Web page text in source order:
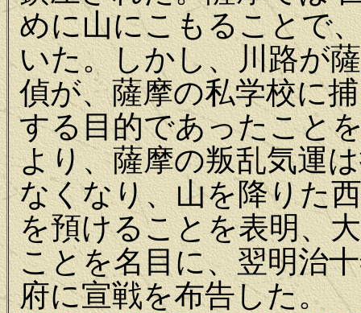
めに山にこもることで
いた。しかし、川路が
偵が、薩摩の私学校に
する目的であったこと
より、薩摩の叛乱気運
なくなり、山を降りた
を預けることを表明、
ことを名目に、翌明治
府に宣戦を布告した。